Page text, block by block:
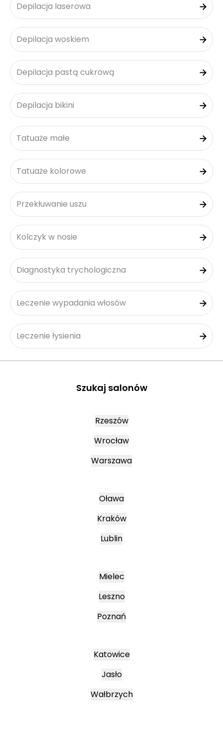
Depilacja laserowa
Depilacja woskiem
Depilacja pastą cukrową
Depilacja bikini
Tatuaże małe
Tatuaże kolorowe
Przekłuwanie uszu
Kolczyk w nosie
Diagnostyka trychologiczna
Leczenie wypadania włosów
Leczenie łysienia
Szukaj salonów
Rzeszów
Wrocław
Warszawa
Oława
Kraków
Lublin
Mielec
Leszno
Poznań
Katowice
Jasło
Wałbrzych